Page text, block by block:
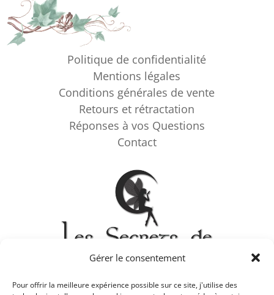
Gérer le consentement
Pour offrir la meilleure expérience possible sur ce site, j'utilise des
Politique de confidentialité
Mentions légales
Conditions générales de vente
Retours et rétractation
Réponses à vos Questions
Contact